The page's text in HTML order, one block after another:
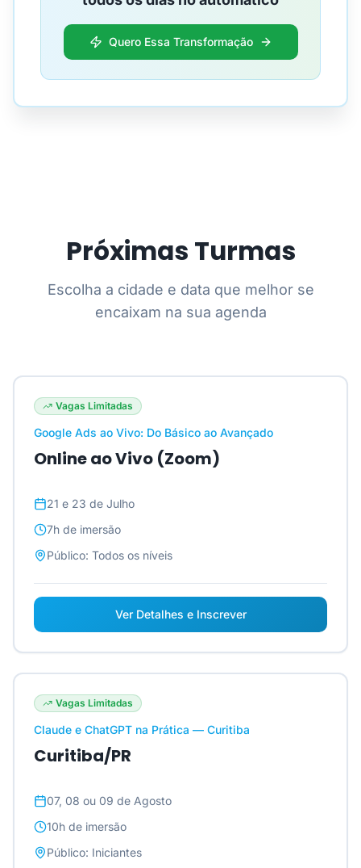
Quero Essa Transformação
Próximas Turmas
Escolha a cidade e data que melhor se
encaixam na sua agenda
Vagas Limitadas
Google Ads ao Vivo: Do Básico ao Avançado
Online ao Vivo (Zoom)
21 e 23 de Julho
7h de imersão
Público: Todos os níveis
Ver Detalhes e Inscrever
Vagas Limitadas
Claude e ChatGPT na Prática — Curitiba
Curitiba/PR
07, 08 ou 09 de Agosto
10h de imersão
Público: Iniciantes